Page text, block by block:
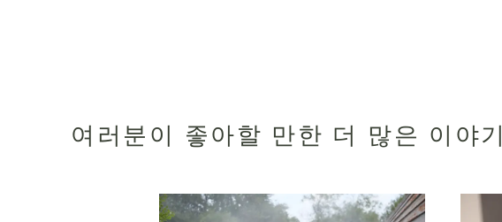
여러분이 좋아할 만한 더 많은 이야기